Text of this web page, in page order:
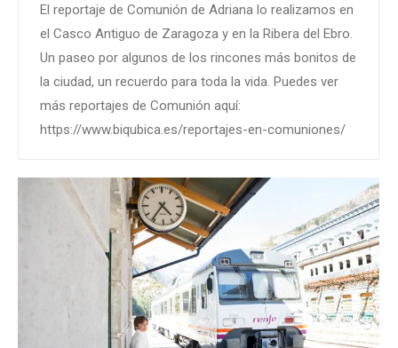
El reportaje de Comunión de Adriana lo realizamos en
el Casco Antiguo de Zaragoza y en la Ribera del Ebro.
Un paseo por algunos de los rincones más bonitos de
la ciudad, un recuerdo para toda la vida. Puedes ver
más reportajes de Comunión aquí:
https://www.biqubica.es/reportajes-en-comuniones/